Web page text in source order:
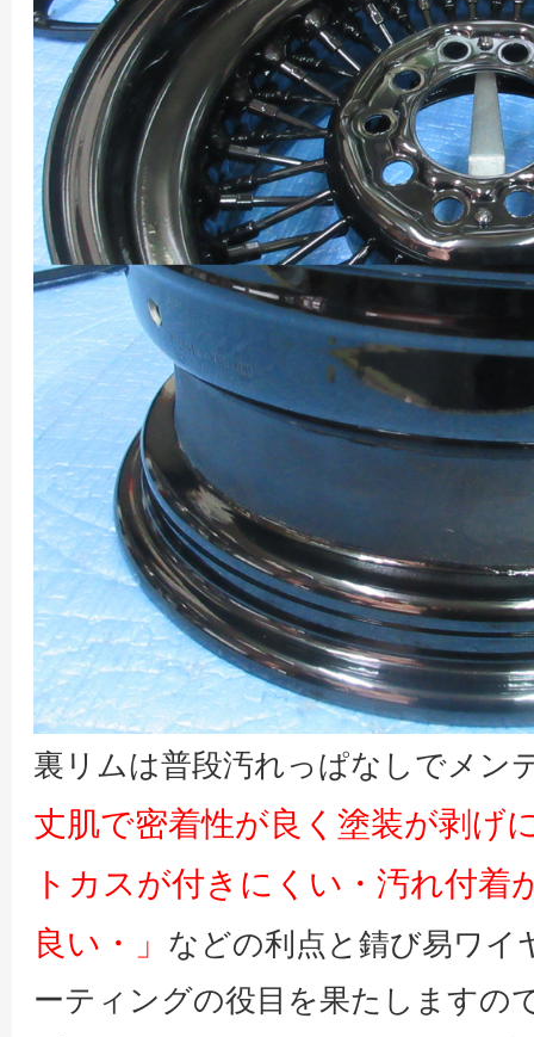
裏リムは普段汚れっぱなしでメン
丈肌で密着性が良く塗装が剥げ
トカスが付きにくい・汚れ付
良い・」
などの利点と錆び易ワイ
ーティングの役目を果たしますの